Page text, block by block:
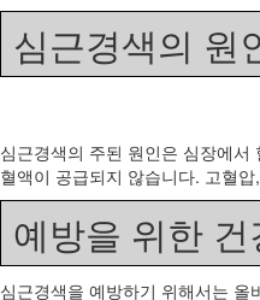
심근경색의 원
심근경색의 주된 원인은 심장에
혈액이 공급되지 않습니다. 고혈
예방을 위한
심근경색을 예방하기 위해서는